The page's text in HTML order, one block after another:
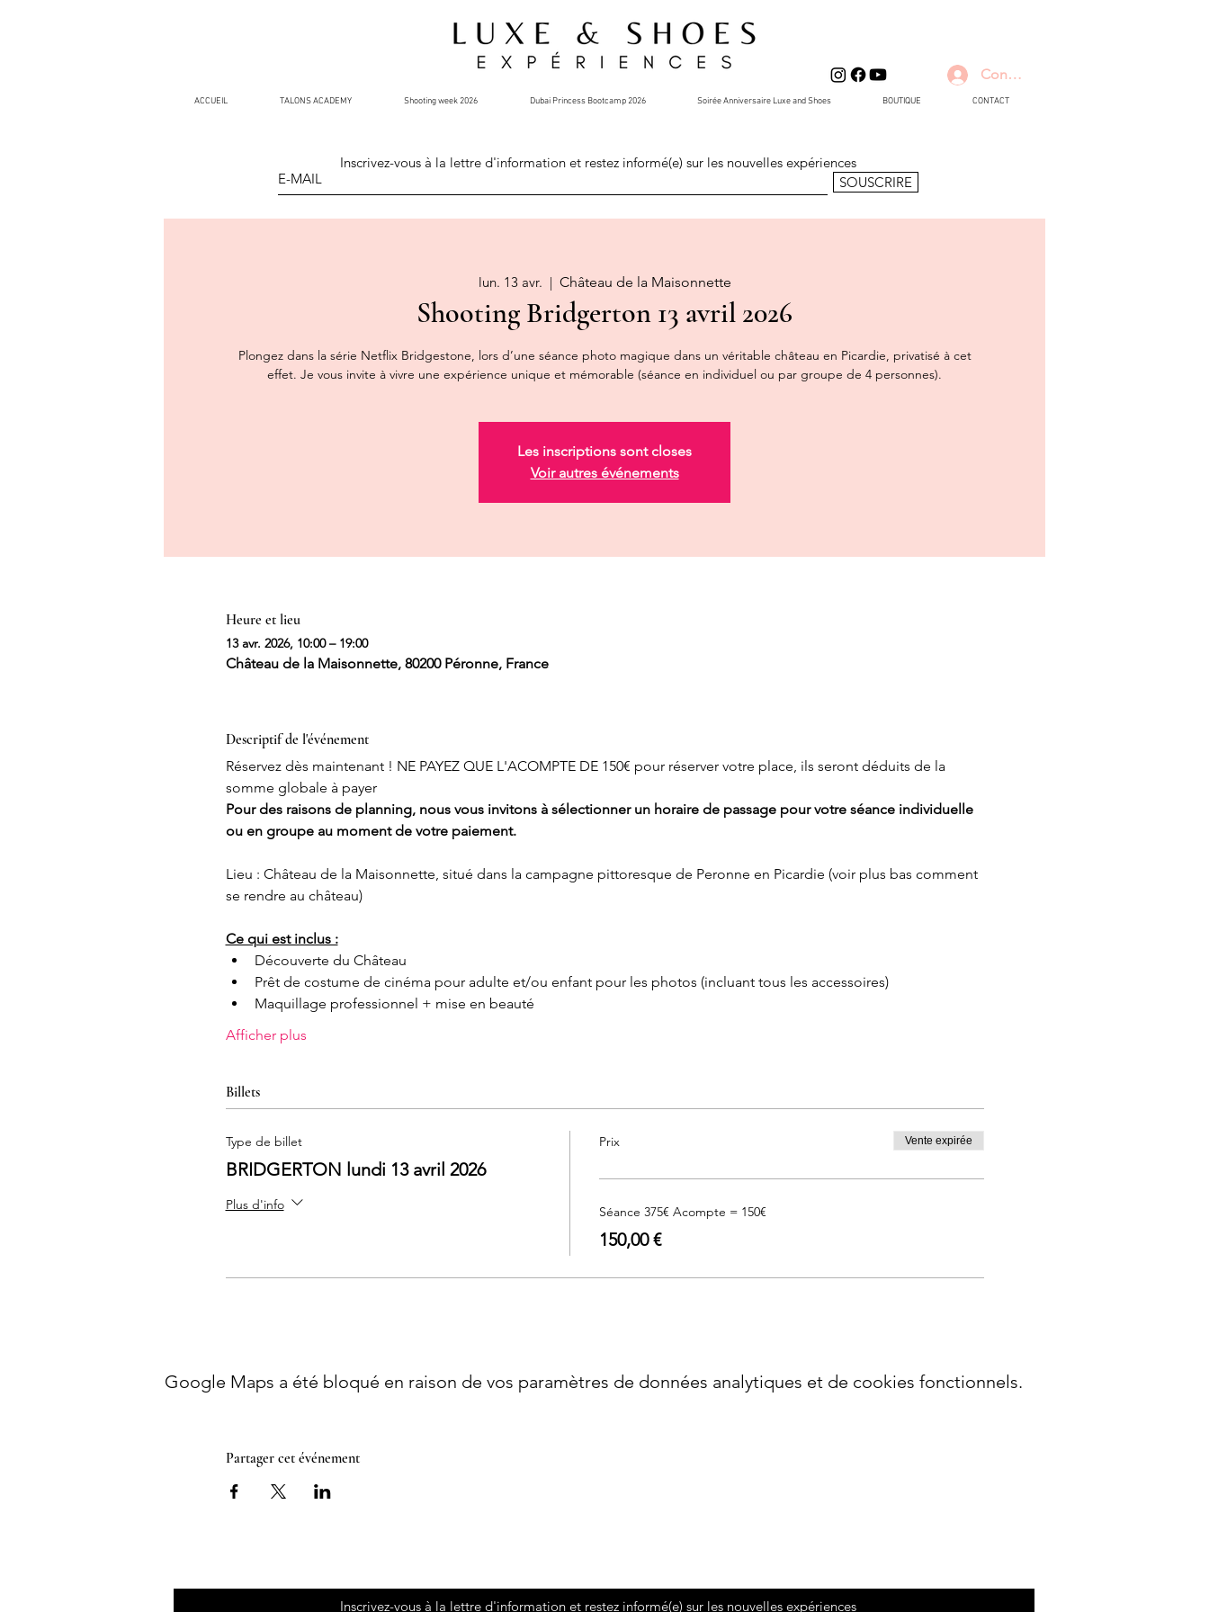
Connexion
ACCUEIL TALONS ACADEMY Shooting week 2026 Dubai Princess Bootcamp 2026 Soirée Anniversaire Luxe and Shoes BOUTIQUE CONTACT
Inscrivez-vous à la lettre d'information et restez informé(e) sur les nouvelles expériences
SOUSCRIRE
lun. 13 avr.
  |
Château de la Maisonnette
Shooting Bridgerton 13 avril 2026
Plongez dans la série Netflix Bridgestone, lors d’une séance photo magique dans un véritable château en Picardie, privatisé à cet
effet. Je vous invite à vivre une expérience unique et mémorable (séance en individuel ou par groupe de 4 personnes).
Les inscriptions sont closes
Voir autres événements
Heure et lieu
13 avr. 2026, 10:00 – 19:00
Château de la Maisonnette, 80200 Péronne, France
Descriptif de l'événement
Réservez dès maintenant ! NE PAYEZ QUE L'ACOMPTE DE 150€ pour réserver votre place, ils seront déduits de la
somme globale à payer
Pour des raisons de planning, nous vous invitons à sélectionner un horaire de passage pour votre séance individuelle
ou en groupe au moment de votre paiement.
Lieu : Château de la Maisonnette, situé dans la campagne pittoresque de Peronne en Picardie (voir plus bas comment
se rendre au château)
Ce qui est inclus :
Découverte du Château
Prêt de costume de cinéma pour adulte et/ou enfant pour les photos (incluant tous les accessoires)
Maquillage professionnel + mise en beauté
Afficher plus
Billets
Type de billet
BRIDGERTON lundi 13 avril 2026
Plus d'info
Prix Vente expirée
Séance 375€ Acompte = 150€
150,00 €
Google Maps a été bloqué en raison de vos paramètres de données analytiques et de cookies fonctionnels.
Partager cet événement
Inscrivez-vous à la lettre d'information et restez informé(e) sur les nouvelles expériences